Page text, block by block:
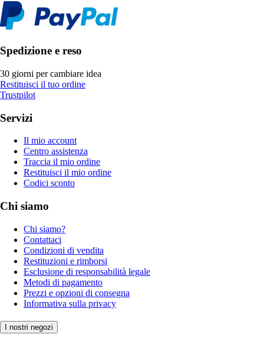
Spedizione e reso
30 giorni per cambiare idea
Restituisci il tuo ordine
Trustpilot
Servizi
Il mio account
Centro assistenza
Traccia il mio ordine
Restituisci il mio ordine
Codici sconto
Chi siamo
Chi siamo?
Contattaci
Condizioni di vendita
Restituzioni e rimborsi
Esclusione di responsabilità legale
Metodi di pagamento
Prezzi e opzioni di consegna
Informativa sulla privacy
I nostri negozi